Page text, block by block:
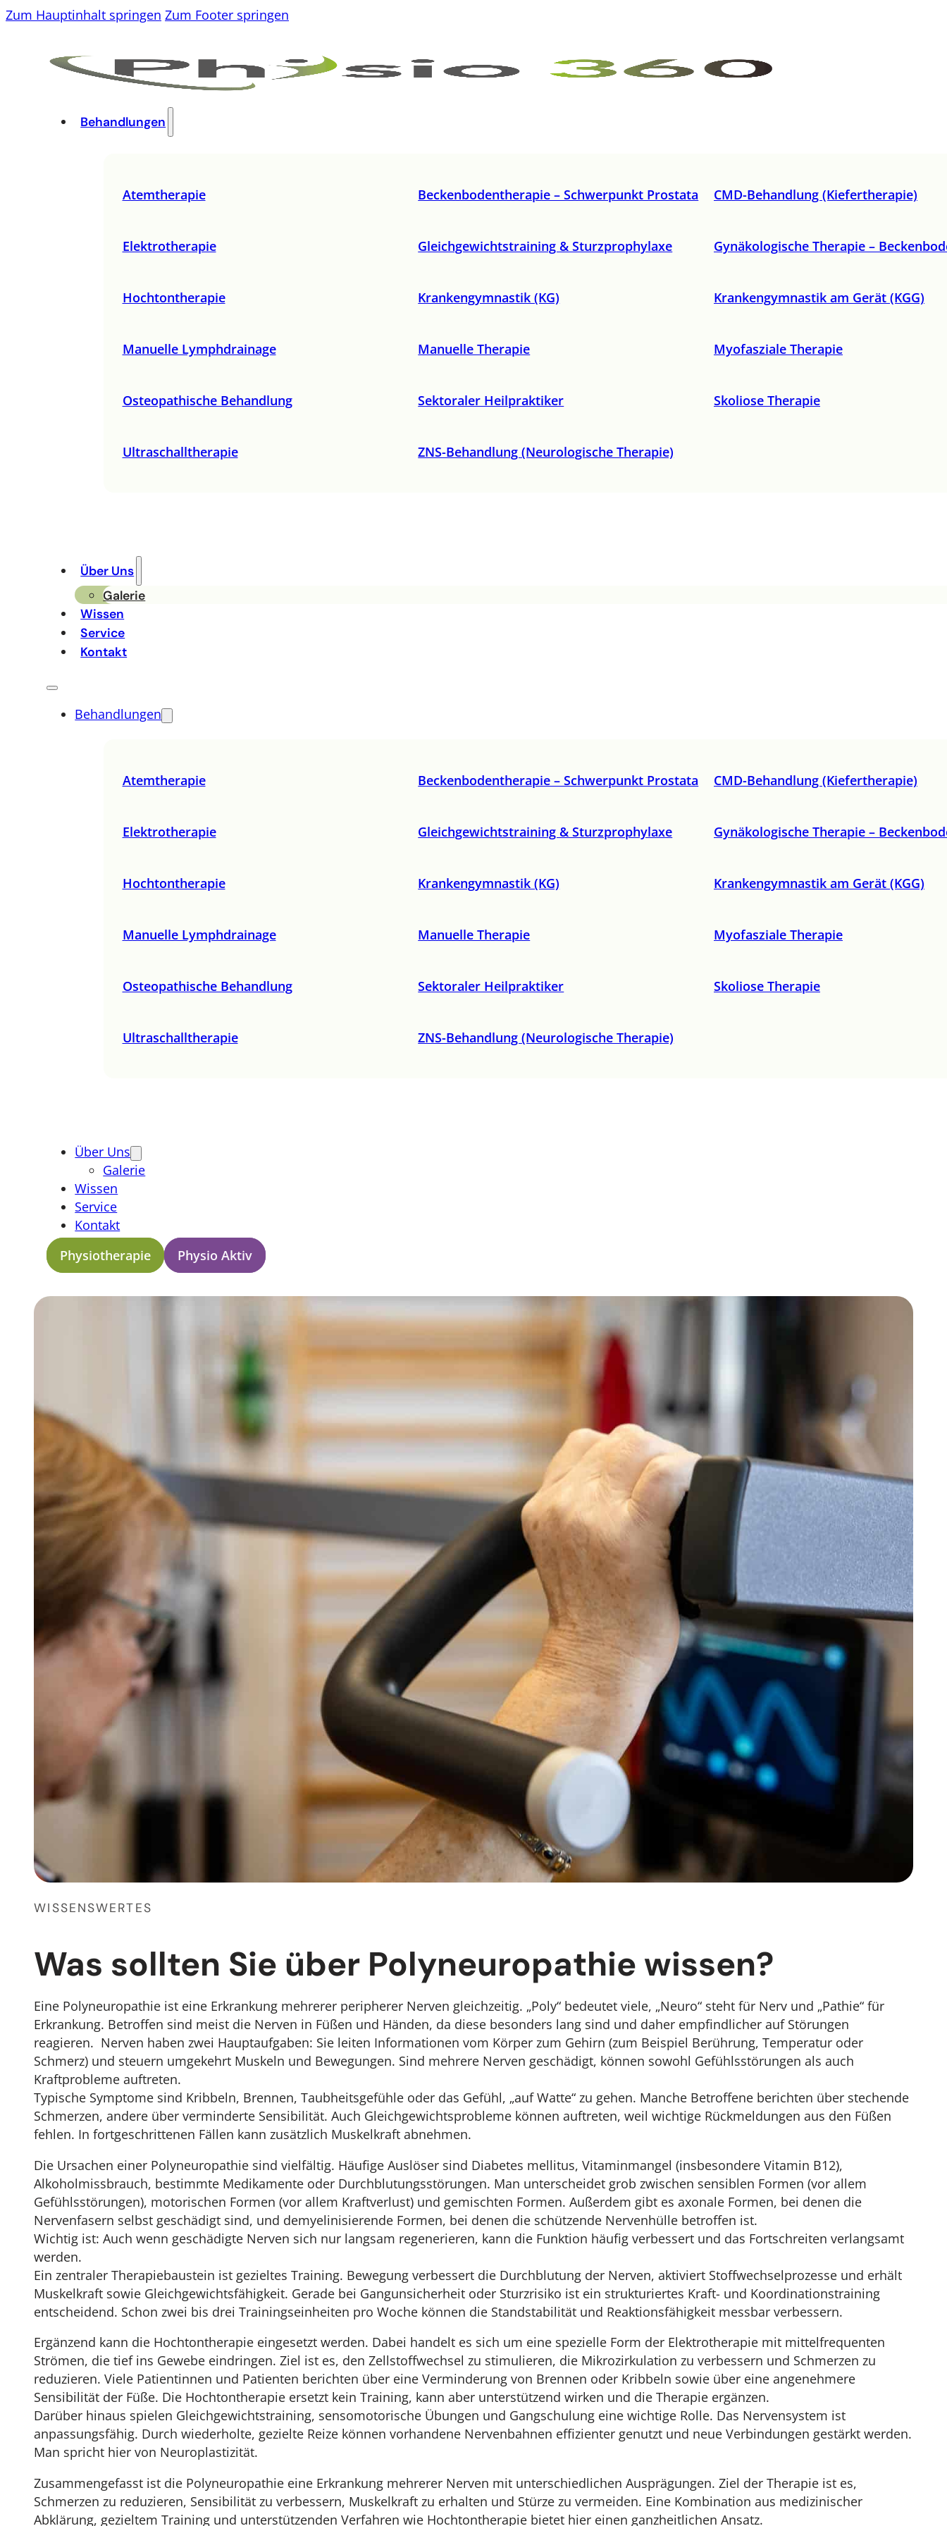
Zum Hauptinhalt springen Zum Footer springen
Behandlungen
Atemtherapie Beckenbodentherapie – Schwerpunkt Prostata CMD-Behandlung (Kiefertherapie)
Elektrotherapie Gleichgewichtstraining & Sturzprophylaxe Gynäkologische Therapie –
Hochtontherapie Krankengymnastik (KG) Krankengymnastik am Gerät (KGG)
Manuelle Lymphdrainage Manuelle Therapie Myofasziale Therapie
Osteopathische Behandlung Sektoraler Heilpraktiker Skoliose Therapie
Ultraschalltherapie ZNS-Behandlung (Neurologische Therapie)
Über Uns
Galerie
Wissen
Service
Kontakt
Behandlungen
Atemtherapie Beckenbodentherapie – Schwerpunkt Prostata CMD-Behandlung (Kiefertherapie)
Elektrotherapie Gleichgewichtstraining & Sturzprophylaxe Gynäkologische Therapie –
Hochtontherapie Krankengymnastik (KG) Krankengymnastik am Gerät (KGG)
Manuelle Lymphdrainage Manuelle Therapie Myofasziale Therapie
Osteopathische Behandlung Sektoraler Heilpraktiker Skoliose Therapie
Ultraschalltherapie ZNS-Behandlung (Neurologische Therapie)
Über Uns
Galerie
Wissen
Service
Kontakt
Physiotherapie
Physio Aktiv
WISSENSWERTES
Was sollten Sie über Polyneuropathie wissen?
Eine Polyneuropathie ist eine Erkrankung mehrerer peripherer Nerven gleichzeitig. „Poly“ bedeutet viele, „Neuro“ steht für Nerv und „Pathie“ für
Erkrankung. Betroffen sind meist die Nerven in Füßen und Händen, da diese besonders lang sind und daher empfindlicher auf Störungen
reagieren. Nerven haben zwei Hauptaufgaben: Sie leiten Informationen vom Körper zum Gehirn (zum Beispiel Berührung, Temperatur oder
Schmerz) und steuern umgekehrt Muskeln und Bewegungen. Sind mehrere Nerven geschädigt, können sowohl Gefühlsstörungen als auch
Kraftprobleme auftreten.
Typische Symptome sind Kribbeln, Brennen, Taubheitsgefühle oder das Gefühl, „auf Watte“ zu gehen. Manche Betroffene berichten über stechende
Schmerzen, andere über verminderte Sensibilität. Auch Gleichgewichtsprobleme können auftreten, weil wichtige Rückmeldungen aus den Füßen
fehlen. In fortgeschrittenen Fällen kann zusätzlich Muskelkraft abnehmen.
Die Ursachen einer Polyneuropathie sind vielfältig. Häufige Auslöser sind Diabetes mellitus, Vitaminmangel (insbesondere Vitamin B12),
Alkoholmissbrauch, bestimmte Medikamente oder Durchblutungsstörungen. Man unterscheidet grob zwischen sensiblen Formen (vor allem
Gefühlsstörungen), motorischen Formen (vor allem Kraftverlust) und gemischten Formen. Außerdem gibt es axonale Formen, bei denen die
Nervenfasern selbst geschädigt sind, und demyelinisierende Formen, bei denen die schützende Nervenhülle betroffen ist.
Wichtig ist: Auch wenn geschädigte Nerven sich nur langsam regenerieren, kann die Funktion häufig verbessert und das Fortschreiten verlangsamt
werden.
Ein zentraler Therapiebaustein ist gezieltes Training. Bewegung verbessert die Durchblutung der Nerven, aktiviert Stoffwechselprozesse und erhält
Muskelkraft sowie Gleichgewichtsfähigkeit. Gerade bei Gangunsicherheit oder Sturzrisiko ist ein strukturiertes Kraft- und Koordinationstraining
entscheidend. Schon zwei bis drei Trainingseinheiten pro Woche können die Standstabilität und Reaktionsfähigkeit messbar verbessern.
Ergänzend kann die Hochtontherapie eingesetzt werden. Dabei handelt es sich um eine spezielle Form der Elektrotherapie mit mittelfrequenten
Strömen, die tief ins Gewebe eindringen. Ziel ist es, den Zellstoffwechsel zu stimulieren, die Mikrozirkulation zu verbessern und Schmerzen zu
reduzieren. Viele Patientinnen und Patienten berichten über eine Verminderung von Brennen oder Kribbeln sowie über eine angenehmere
Sensibilität der Füße. Die Hochtontherapie ersetzt kein Training, kann aber unterstützend wirken und die Therapie ergänzen.
Darüber hinaus spielen Gleichgewichtstraining, sensomotorische Übungen und Gangschulung eine wichtige Rolle. Das Nervensystem ist
anpassungsfähig. Durch wiederholte, gezielte Reize können vorhandene Nervenbahnen effizienter genutzt und neue Verbindungen gestärkt werden.
Man spricht hier von Neuroplastizität.
Zusammengefasst ist die Polyneuropathie eine Erkrankung mehrerer Nerven mit unterschiedlichen Ausprägungen. Ziel der Therapie ist es,
Schmerzen zu reduzieren, Sensibilität zu verbessern, Muskelkraft zu erhalten und Stürze zu vermeiden. Eine Kombination aus medizinischer
Abklärung, gezieltem Training und unterstützenden Verfahren wie Hochtontherapie bietet hier einen ganzheitlichen Ansatz.